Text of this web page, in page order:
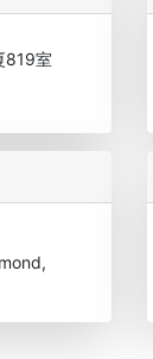
机构30强 加
室